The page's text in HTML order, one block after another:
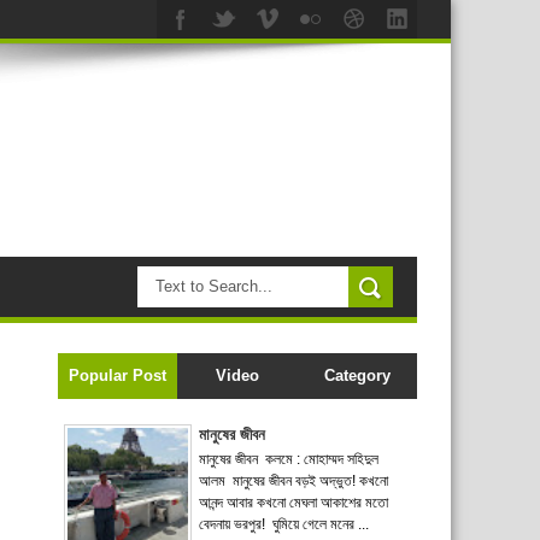
Popular Post Video Category
মানুষের জীবন
মানুষের জীবন কলমে : মোহাম্মদ সহিদুল
আলম মানুষের জীবন বড়ই অদ্ভুত! কখনো
আনন্দ আবার কখনো মেঘলা আকাশের মতো
বেদনায় ভরপুর! ঘুমিয়ে গেলে মনের ...